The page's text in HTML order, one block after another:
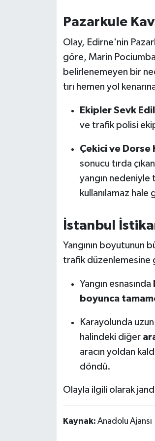
Pazarkule
Olay, Edirne'nin
göre, Marin
belirlenemeyen bir
tırı hemen yol
Ekipler Sevk
ve trafik polisi
Çekici ve Dorse
sonucu tırda
yangın nedeniyle
kullanılamaz hale
İstanbul
Yangının boyutunun
trafik düzenlemesine
Yangın esnasında
boyunca
Karayolunda
halindeki diğer
aracın yoldan
döndü.
Olayla ilgili olarak
Kaynak: Anadolu Ajansı
TARİHTE BUGÜN